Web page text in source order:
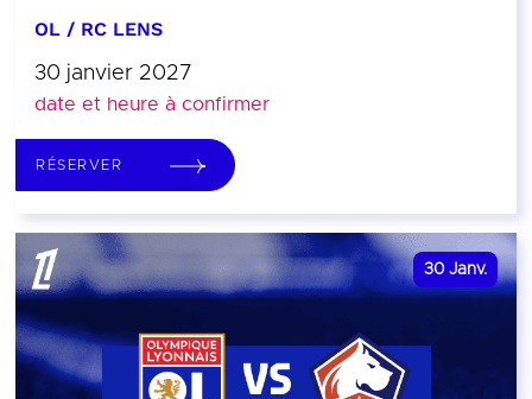
OL / RC LENS
30 janvier 2027
date et heure à confirmer
RÉSERVER
30 Janv.